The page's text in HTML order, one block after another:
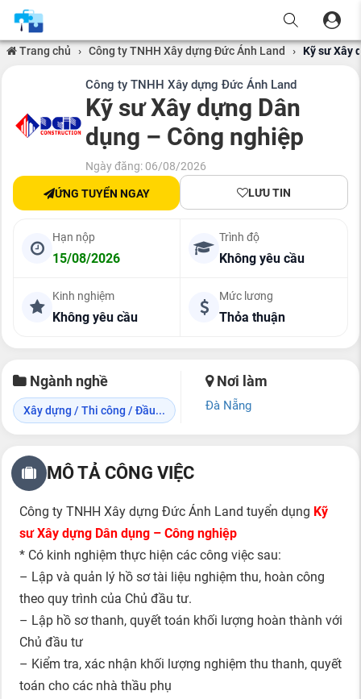
Trang chủ › Công ty TNHH Xây dựng Đức Ánh Land › Kỹ sư Xây
Công ty TNHH Xây dựng Đức Ánh Land
Kỹ sư Xây dựng Dân
dụng – Công nghiệp
Ngày đăng: 06/08/2026
ỨNG TUYỂN NGAY LƯU TIN
Hạn nộp
15/08/2026
Trình độ
Không yêu cầu
Kinh nghiệm
Không yêu cầu
Mức lương
Thỏa thuận
Ngành nghề
Xây dựng / Thi công / Đầu...
Nơi làm
Đà Nẵng
MÔ TẢ CÔNG VIỆC
Công ty TNHH Xây dựng Đức Ánh Land tuyển dụng Kỹ
sư Xây dựng Dân dụng – Công nghiệp
* Có kinh nghiệm thực hiện các công việc sau:
– Lập và quản lý hồ sơ tài liệu nghiệm thu, hoàn công
theo quy trình của Chủ đầu tư.
– Lập hồ sơ thanh, quyết toán khối lượng hoàn thành với
Chủ đầu tư
– Kiểm tra, xác nhận khối lượng nghiệm thu thanh, quyết
toán cho các nhà thầu phụ